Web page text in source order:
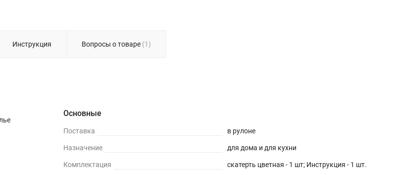
Инструкция Вопросы о товаре (1)
Основные
Поставка в рулоне
Назначение для дома и для кухни
Комплектация скатерть цветная - 1 шт; Инструкция - 1 шт.